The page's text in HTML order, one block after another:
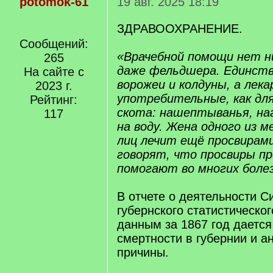
Сообщений:
265
На сайте с
2023 г.
Рейтинг:
117
ЗДРАВООХРАНЕНИЕ.
«Врачебной помощи нет
даже фельдшера.
ворожеи и колдуны, а
употребительные, как
скота: нашептыванья,
на воду. Жена одного из
лиц лечит ещё
говорят, что просвиры
помогают во многих
В отчете о деятельности
губернского
данным за 1867 год дается
смертности в губернии и
причины.